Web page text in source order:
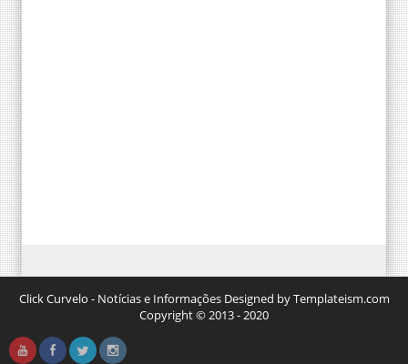
Click Curvelo - Notícias e Informações Designed by Templateism.com
Copyright © 2013 - 2020